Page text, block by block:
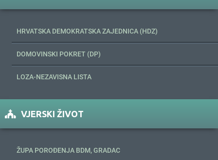
HRVATSKA DEMOKRATSKA ZAJEDNICA (HDZ)
DOMOVINSKI POKRET (DP)
LOZA-NEZAVISNA LISTA
VJERSKI ŽIVOT
ŽUPA POROĐENJA BDM, GRADAC